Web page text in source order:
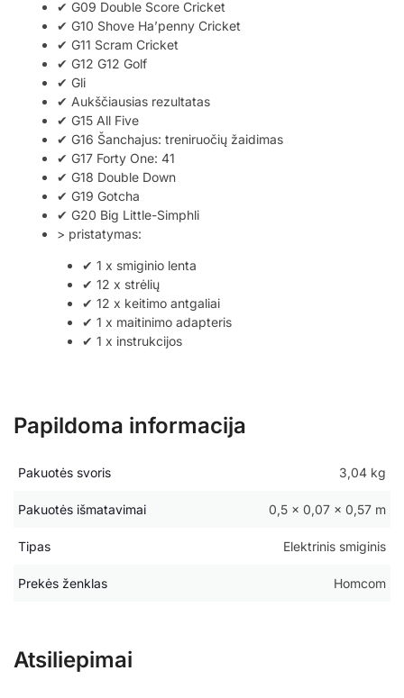
✔ G09 Double Score Cricket
✔ G10 Shove Ha’penny Cricket
✔ G11 Scram Cricket
✔ G12 G12 Golf
✔ Gli
✔ Aukščiausias rezultatas
✔ G15 All Five
✔ G16 Šanchajus: treniruočių žaidimas
✔ G17 Forty One: 41
✔ G18 Double Down
✔ G19 Gotcha
✔ G20 Big Little-Simphli
> pristatymas:
✔ 1 x smiginio lenta
✔ 12 x strėlių
✔ 12 x keitimo antgaliai
✔ 1 x maitinimo adapteris
✔ 1 x instrukcijos
Papildoma informacija
Pakuotės svoris 3,04 kg
Pakuotės išmatavimai 0,5 × 0,07 × 0,57 m
Tipas Elektrinis smiginis
Prekės ženklas Homcom
Atsiliepimai